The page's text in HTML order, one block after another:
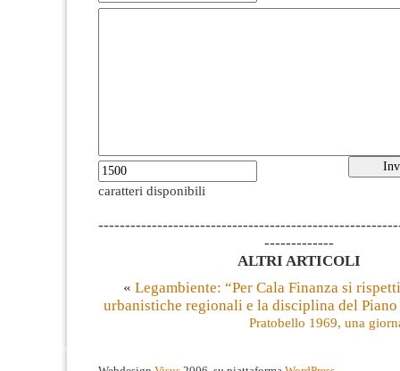
caratteri disponibili
-------------
ALTRI ARTICOLI
« Legambiente: “Per Cala Finanza si
urbanistiche regionali e la disciplina del Piano
Pratobello 1969, una